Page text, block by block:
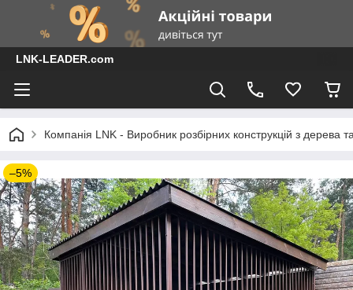
LNK-LEADER.com
Компанія LNK - Виробник розбірних конструкцій з дерева
–5%